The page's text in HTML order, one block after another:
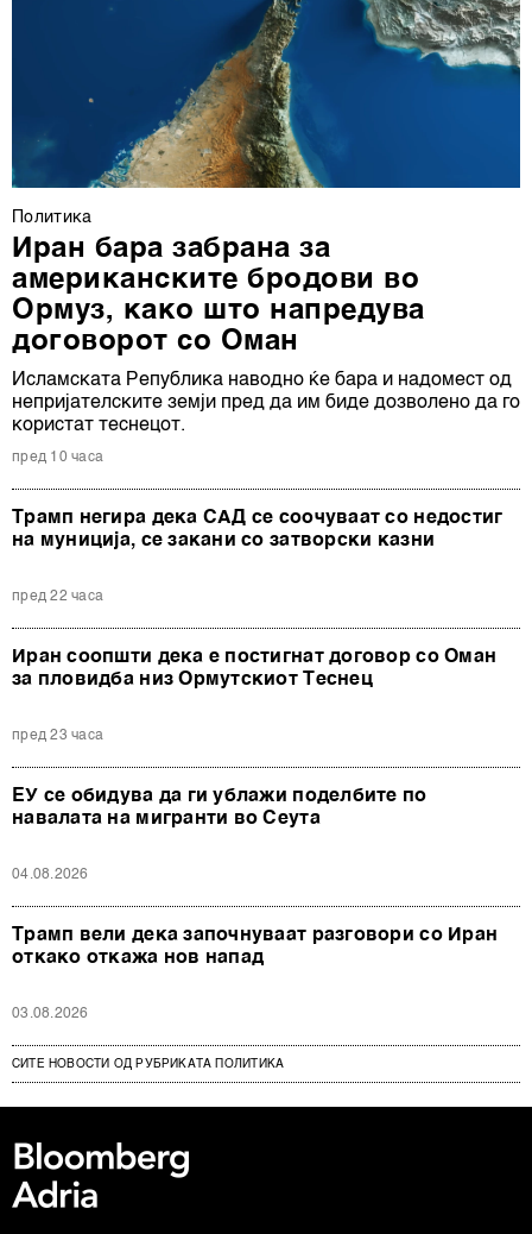
Политика
Иран бара забрана за
американските бродови во
Ормуз, како што напредува
договорот со Оман
Исламската Република наводно ќе бара и надомест од
непријателските земји пред да им биде дозволено да го
користат теснецот.
пред 10 часа
Трамп негира дека САД се соочуваат со недостиг
на муниција, се закани со затворски казни
пред 22 часа
Иран соопшти дека е постигнат договор со Оман
за пловидба низ Ормутскиот Теснец
пред 23 часа
ЕУ се обидува да ги ублажи поделбите по
навалата на мигранти во Сеута
04.08.2026
Трамп вели дека започнуваат разговори со Иран
откако откажа нов напад
03.08.2026
СИТЕ НОВОСТИ ОД РУБРИКАТА ПОЛИТИКА